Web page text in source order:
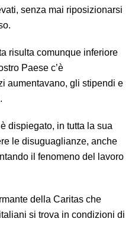
senza mai riposizionarsi
risulta comunque inferiore
Paese c’è
aumentavano, gli stipendi e
dispiegato, in tutta la sua
le disuguaglianze, anche
il fenomeno del lavoro
della Caritas che
si trova in condizioni di